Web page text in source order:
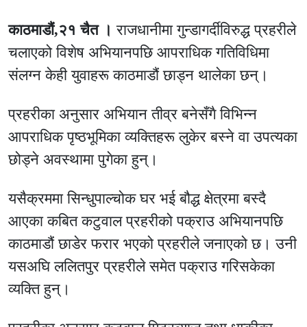
काठमाडौं,२१ चैत । राजधानीमा गुन्डागर्दीविरुद्ध प्रहरीले
चलाएको विशेष अभियानपछि आपराधिक गतिविधिमा
संलग्न केही युवाहरू काठमाडौं छाड्न थालेका छन्।
प्रहरीका अनुसार अभियान तीव्र बनेसँगै विभिन्न
आपराधिक पृष्ठभूमिका व्यक्तिहरू लुकेर बस्ने वा उपत्यका
छोड्ने अवस्थामा पुगेका हुन्।
यसैक्रममा सिन्धुपाल्चोक घर भई बौद्ध क्षेत्रमा बस्दै
आएका कबित कटुवाल प्रहरीको पक्राउ अभियानपछि
काठमाडौं छाडेर फरार भएको प्रहरीले जनाएको छ। उनी
यसअघि ललितपुर प्रहरीले समेत पक्राउ गरिसकेका
व्यक्ति हुन्।